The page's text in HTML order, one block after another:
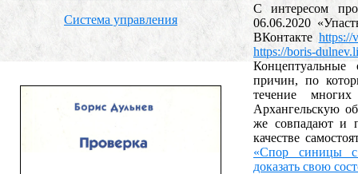
Система управления
С интересом
06.06.2020
ВКонтакте https://
https://boris-
Концептуальные
причин, по
течение
Архангельскую
же совпадают и
качестве
«Спор синицы
доказать свою